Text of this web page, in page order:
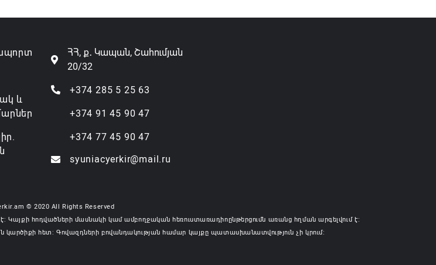
և
ՀՀ, ք․ Կապան, Շահումյան
20/32
+374 285 5 25 63
+374 91 45 90 47
+374 77 45 90 47
syuniacyerkir@mail.ru
© 2020 All Rights Reserved
Կայքի հոդվածների մասնակի կամ ամբողջական հեռուստառադիոընթերցումն առանց հղման արգելվում է:
կարծիքի հետ: Գովազդների բովանդակության համար կայքը պատասխանատվություն չի կրում: